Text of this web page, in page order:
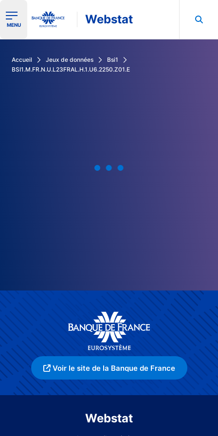
Ouvrir le menu de navigation
MENU Webstat
Accueil Jeux de données
Bsi1
BSI1.M.FR.N.U.L23FRAL.H.1.U6.2250.Z01.E
Voir le site de la Banque de France
Webstat